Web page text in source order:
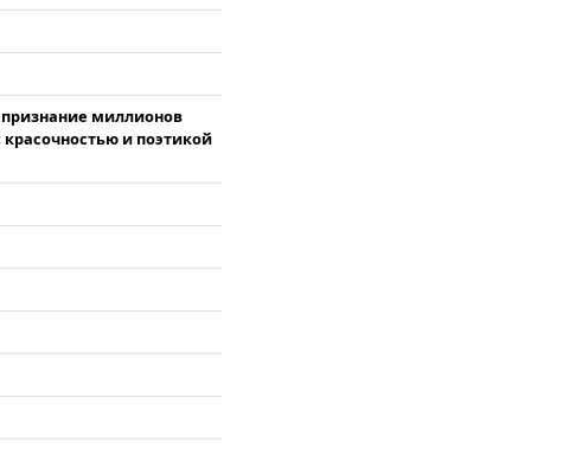
миллионов
и поэтикой